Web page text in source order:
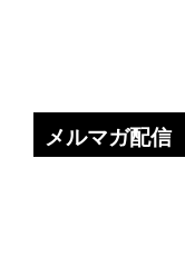
メルマガ配信